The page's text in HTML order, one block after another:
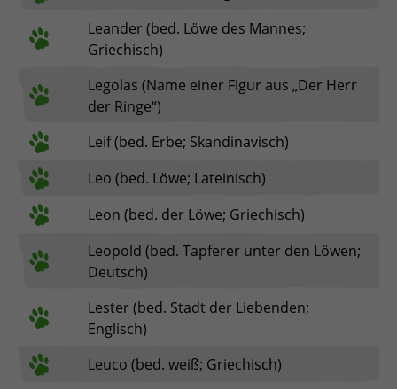
Leander (bed. Löwe des Mannes;
Griechisch)
Legolas (Name einer Figur aus „Der Herr
der Ringe“)
Leif (bed. Erbe; Skandinavisch)
Leo (bed. Löwe; Lateinisch)
Leon (bed. der Löwe; Griechisch)
Leopold (bed. Tapferer unter den Löwen;
Deutsch)
Lester (bed. Stadt der Liebenden;
Englisch)
Leuco (bed. weiß; Griechisch)